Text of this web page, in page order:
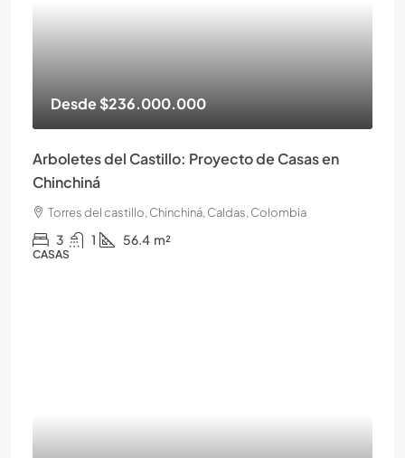
Desde$236.000.000
Arboletes del Castillo: Proyecto de Casas en
Chinchiná
Torres del castillo, Chinchiná, Caldas, Colombia
3 1 56.4 m²
CASAS